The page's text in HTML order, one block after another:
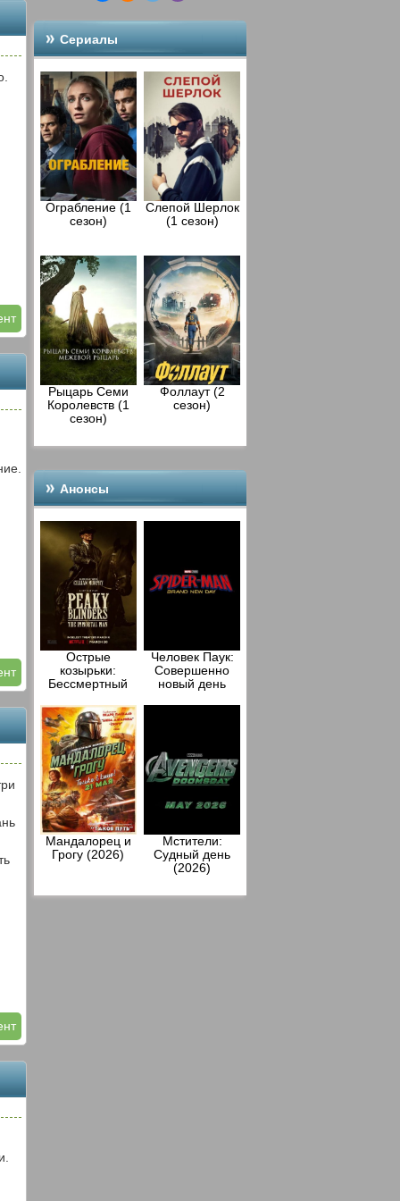
Сериалы
Ограбление (1
сезон)
Слепой Шерлок
(1 сезон)
Рыцарь Семи
Королевств (1
сезон)
Фоллаут (2
сезон)
Анонсы
Острые
козырьки:
Бессмертный
Человек Паук:
Совершенно
новый день
Мандалорец и
Грогу (2026)
Мстители:
Судный день
(2026)